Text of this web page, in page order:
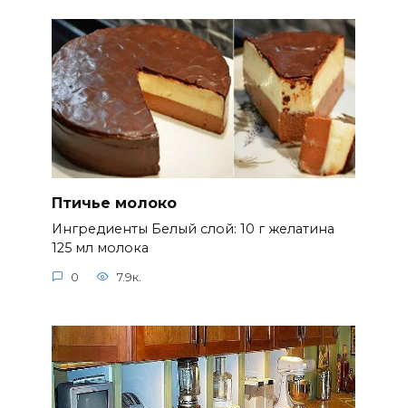
Птичье молоко
Ингредиенты Белый слой: 10 г желатина
125 мл молока
0 7.9к.